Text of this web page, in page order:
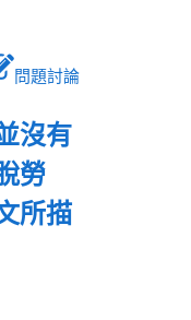
問題討論
沒有
勞
所描